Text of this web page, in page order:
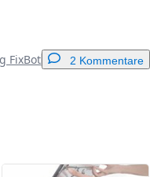
FixBot 2 Kommentare